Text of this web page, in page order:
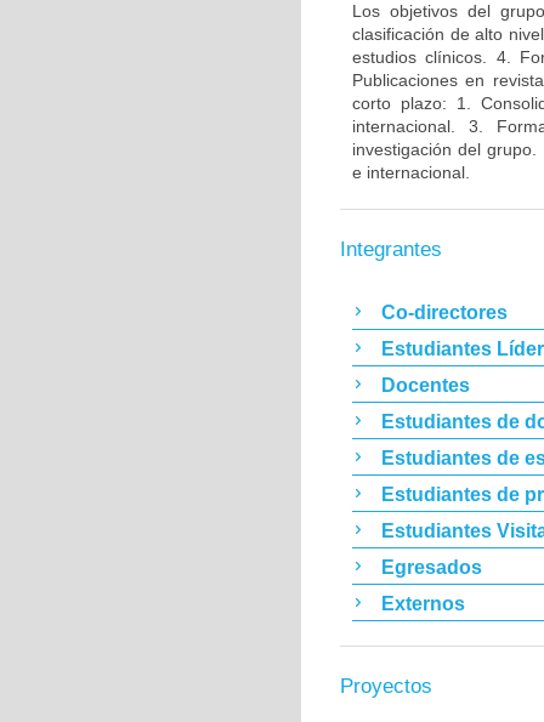
Los objetivos del
clasificación de alto
estudios clínicos. 4.
Publicaciones en
corto plazo: 1.
internacional. 3.
investigación del
e internacional.
Integrantes
Co-directores
Estudiantes
Docentes
Estudiantes de
Estudiantes de
Estudiantes de
Estudiantes
Egresados
Externos
Proyectos